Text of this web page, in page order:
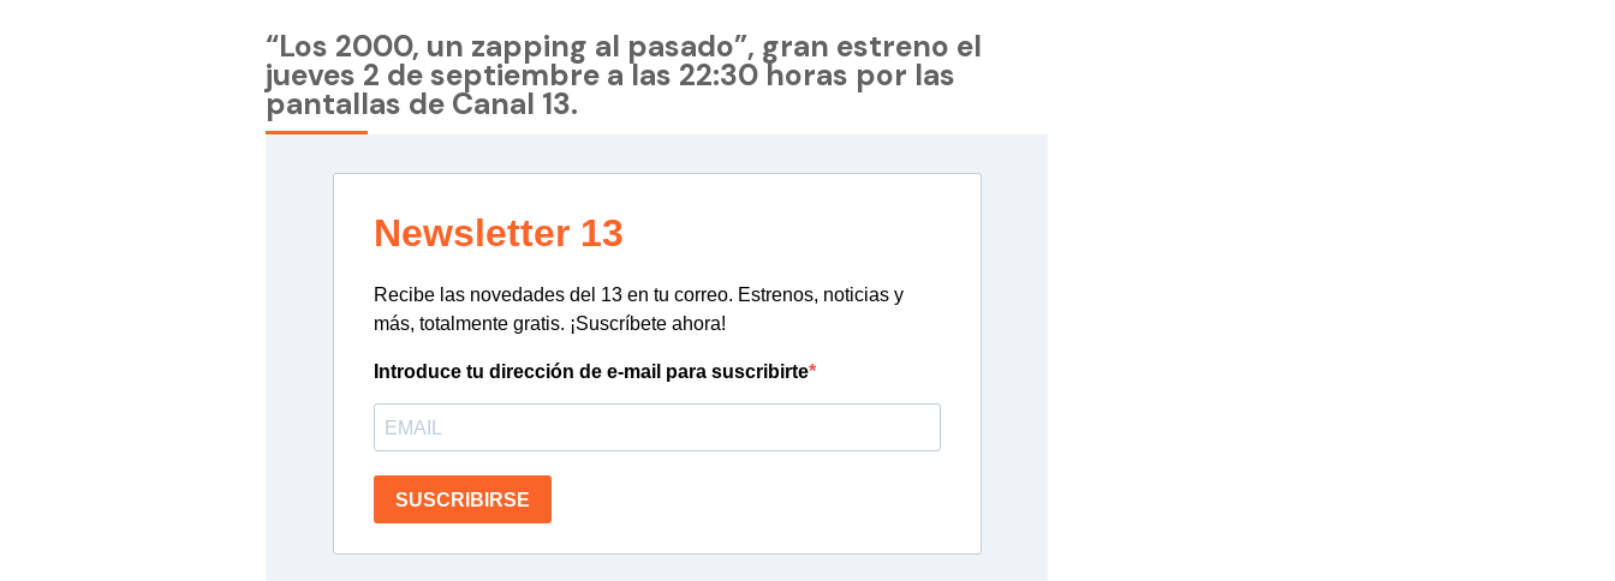
“Los 2000, un zapping al pasado”, gran estreno el
jueves 2 de septiembre a las 22:30 horas por las
pantallas de Canal 13.
Newsletter 13
Recibe las novedades del 13 en tu correo. Estrenos, noticias y
más, totalmente gratis. ¡Suscríbete ahora!
Introduce tu dirección de e-mail para suscribirte
SUSCRIBIRSE